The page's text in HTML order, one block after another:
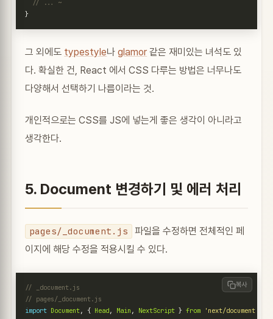
}
그 외에도 typestyle나glamor 같은 재미있는 녀석도 있
다. 확실한 건, React 에서 CSS 다루는 방법은 너무나도
다양해서 선택하기 나름이라는 것.
개인적으로는 CSS를 JS에 넣는게 좋은 생각이 아니라고
생각한다.
5. Document 변경하기 및 에러 처리
pages/_document.js
파일을 수정하면 전체적인 페
이지에 해당 수정을 적용시킬 수 있다.
import Document, { Head, Main , NextScript } from 'next/document'
복사